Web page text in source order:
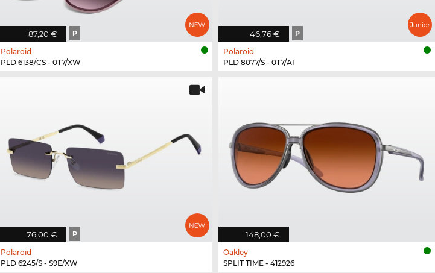
87,20 € P
Polaroid
PLD 6138/CS - 0T7/XW
46,76 € P
Polaroid
PLD 8077/S - 0T7/AI
76,00 € P
Polaroid
PLD 6245/S - S9E/XW
148,00 €
Oakley
SPLIT TIME - 412926